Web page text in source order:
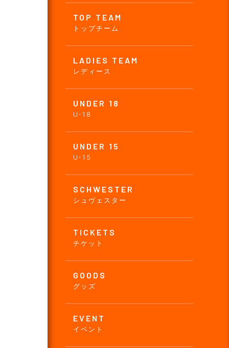
TOP TEAM
トップチーム
LADIES TEAM
レディース
UNDER 18
U-18
UNDER 15
U-15
SCHWESTER
シュヴェスター
TICKETS
チケット
GOODS
グッズ
EVENT
イベント